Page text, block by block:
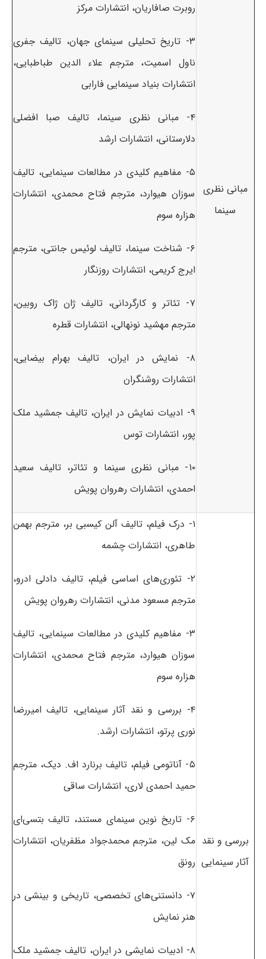
مبانی نظری
سینما
روبرت صافاریان، انتشارات مرکز
۳- تاریخ تحلیلی سینمای جهان، تالیف جفری
ناول اسمیت، مترجم علاء الدین طباطبایی،
انتشارات بنیاد سینمایی فارابی
۴- مبانی نظری سینما، تالیف صبا افضلی
دلارستانی، انتشارات ارشد
۵- مفاهیم کلیدی در مطالعات سینمایی، تالیف
سوزان هیوارد، مترجم فتاح محمدی، انتشارات
هزاره سوم
۶- شناخت سینما، تالیف لوئیس جانتی، مترجم
ایرج کریمی، انتشارات روزنگار
۷- تئاتر و کارگردانی، تالیف ژان ژاک روبین،
مترجم مهشید نونهالی، انتشارات قطره
۸- نمایش در ایران، تالیف بهرام بیضایی،
انتشارات روشنگران
۹- ادبیات نمایش در ایران، تالیف جمشید ملک
پور، انتشارات توس
۱۰- مبانی نظری سینما و تئاتر، تالیف سعید
احمدی، انتشارات رهروان پویش
بررسی و نقد
آثار سینمایی
۱- درک فیلم، تالیف آلن کیسبی بر، مترجم بهمن
طاهری، انتشارات چشمه
۲- تئوری‌های اساسی فیلم، تالیف دادلی ادرو،
مترجم مسعود مدنی، انتشارات رهروان پویش
۳- مفاهیم کلیدی در مطالعات سینمایی، تالیف
سوزان هیوارد، مترجم فتاح محمدی، انتشارات
هزاره سوم
۴- بررسی و نقد آثار سینمایی، تالیف امیررضا
نوری پرتو، انتشارات ارشد.
۵- آناتومی فیلم، تالیف برنارد اف. دیک، مترجم
حمید احمدی لاری، انتشارات ساقی
۶- تاریخ نوین سینمای مستند، تالیف بتسی‌ای
مک لین، مترجم محمدجواد مظفریان، انتشارات
رونق
۷- دانستنی‌های تخصصی، تاریخی و بینشی در
هنر نمایش
۸- ادبیات نمایشی در ایران، تالیف جمشید ملک